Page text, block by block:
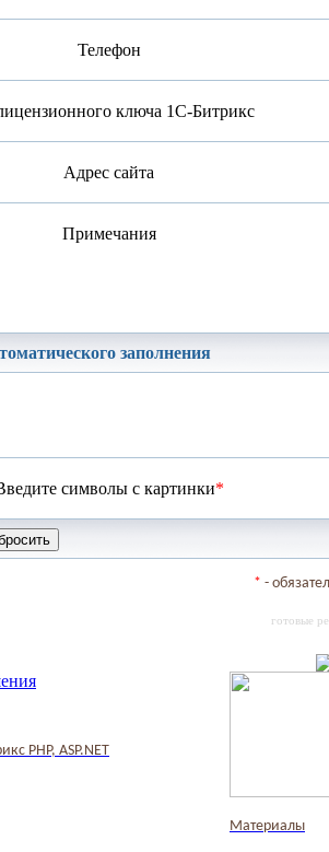
Телефон
ключа 1С-Битрикс
Адрес сайта
Примечания
заполнения
символы с картинки*
* -
готовые
PHP, ASP.NET
Материалы